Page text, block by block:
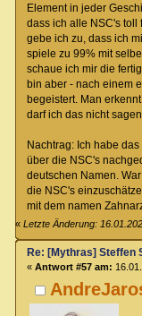
Element in jeder
dass ich alle NSC's toll
gebe ich zu, dass ich
spiele zu 99% mit
schaue ich mir die
bin aber - nach einem
begeistert. Man
darf ich das nicht
Nachtrag: Ich habe
über die NSC's
deutschen Namen.
die NSC's
mit dem namen
«Letzte Änderung:
Re: [Mythras] Steffen
« Antwort #57 am: